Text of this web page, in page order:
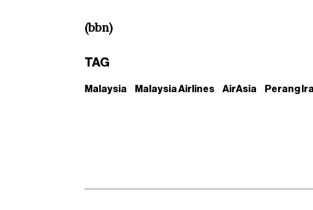
(bbn)
TAG
Malaysia Malaysia Airlines AirAsia Perang